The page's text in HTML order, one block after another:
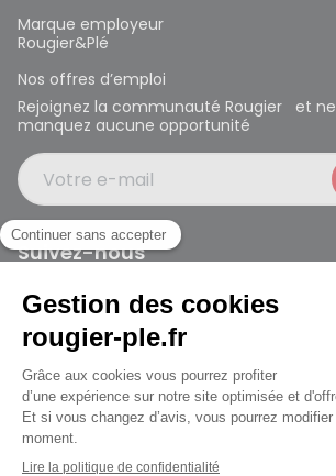
Marque employeur
Rougier&Plé
Nos offres d’emploi
Rejoignez la communauté Rougier et ne
manquez aucune opportunité
Votre e-mail
Suivez-nous
Rougier et Plé 2024 Copyright